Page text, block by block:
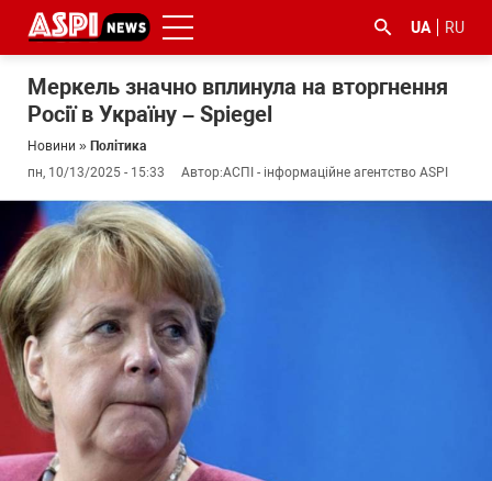
UA RU
Меркель значно вплинула на вторгнення
Росії в Україну – Spiegel
Новини » Політика
пн, 10/13/2025 - 15:33
Автор:АСПІ - інформаційне агентство ASPI
#ООС
#боротьба
з
корупцією
#ДФС